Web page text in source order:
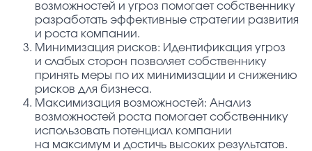
возможностей и угроз помогает собственнику
разработать эффективные стратегии развития
и роста компании.
Минимизация рисков: Идентификация угроз
и слабых сторон позволяет собственнику
принять меры по их минимизации и снижению
рисков для бизнеса.
Максимизация возможностей: Анализ
возможностей роста помогает собственнику
использовать потенциал компании
на максимум и достичь высоких результатов.